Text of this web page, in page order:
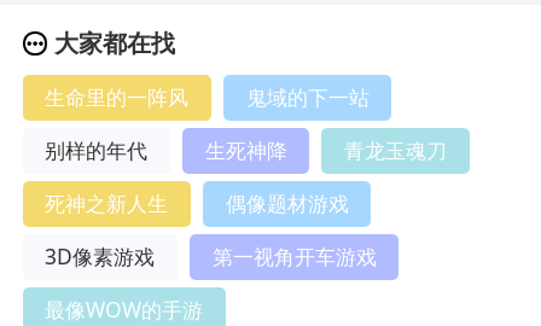
大家都在找
生命里的一阵风
鬼域的下一站
别样的年代
生死神降
青龙玉魂刀
死神之新人生
偶像题材游戏
3D像素游戏
第一视角开车游戏
最像WOW的手游